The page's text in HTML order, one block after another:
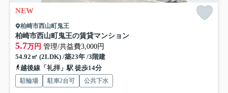
NEW
柏崎市西山町鬼王
柏崎市西山町鬼王の賃貸マンション
5.7万円 管理/共益費3,000円
54.92㎡ (2LDK) /築23年 /3階建
越後線「礼拝」駅 徒歩14分
駐輪場 駐車2台可 公共下水